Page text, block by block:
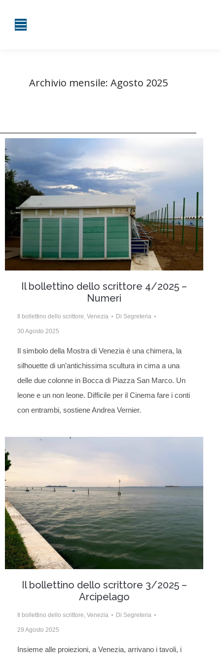
Archivio mensile: Agosto 2025
Il bollettino dello scrittore 4/2025 –
Numeri
Il bollettino dello scrittore, Venezia Di Segreteria
30 Agosto 2025
Il simbolo della Mostra di Venezia è una chimera, la
silhouette di un’antichissima scultura in cima a una
delle due colonne in Bocca di Piazza San Marco. Un
leone e un non leone. Difficile per il Cinema fare i conti
con entrambi, sostiene Andrea Vernier.
Il bollettino dello scrittore 3/2025 –
Arcipelago
Il bollettino dello scrittore, Venezia Di Segreteria
29 Agosto 2025
Insieme alle proiezioni, a Venezia, arrivano i tavoli, i